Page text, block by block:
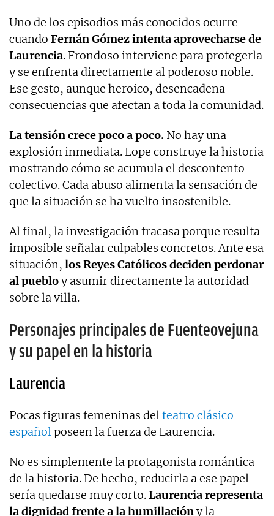
Uno de los episodios más conocidos ocurre
cuando Fernán Gómez intenta aprovecharse de
Laurencia. Frondoso interviene para protegerla
y se enfrenta directamente al poderoso noble.
Ese gesto, aunque heroico, desencadena
consecuencias que afectan a toda la comunidad.
La tensión crece poco a poco. No hay una
explosión inmediata. Lope construye la historia
mostrando cómo se acumula el descontento
colectivo. Cada abuso alimenta la sensación de
que la situación se ha vuelto insostenible.
Al final, la investigación fracasa porque resulta
imposible señalar culpables concretos. Ante esa
situación, los Reyes Católicos deciden perdonar
al puebloy asumir directamente la autoridad
sobre la villa.
Personajes principales de Fuenteovejuna
y su papel en la historia
Laurencia
Pocas figuras femeninas delteatro clásico
españolposeen la fuerza de Laurencia.
No es simplemente la protagonista romántica
de la historia. De hecho, reducirla a ese papel
sería quedarse muy corto.Laurencia representa
la dignidad frente a la humillacióny la